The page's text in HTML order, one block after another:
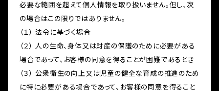
必要な範囲を超えて個人情報を取り扱いません。但し、次
の場合はこの限りではありません。
（１） 法令に基づく場合
（２） 人の生命、身体又は財産の保護のために必要がある
場合であって、お客様の同意を得ることが困難であるとき
（３） 公衆衛生の向上又は児童の健全な育成の推進のため
に特に必要がある場合であって、お客様の同意を得ること